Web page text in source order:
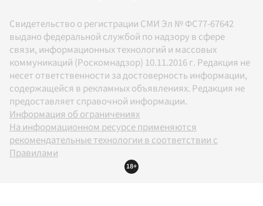
Свидетельство о регистрации СМИ Эл № ФС77-67642
выдано федеральной службой по надзору в сфере
связи, информационных технологий и массовых
коммуникаций (Роскомнадзор) 10.11.2016 г. Редакция не
несет ответственности за достоверность информации,
содержащейся в рекламных объявлениях. Редакция не
предоставляет справочной информации.
Информация об ограничениях
На информационном ресурсе применяются
рекомендательные технологии в соответствии с
Правилами
18+